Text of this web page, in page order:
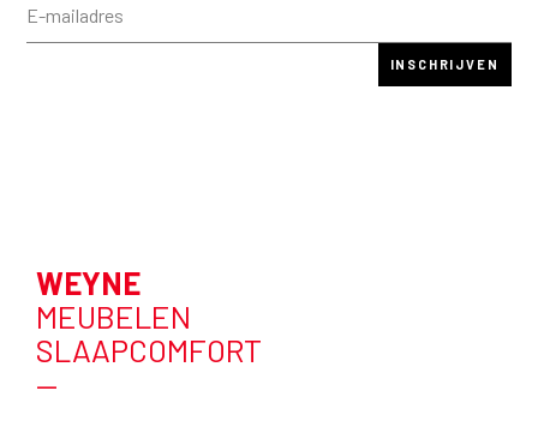
WEYNE
MEUBELEN
SLAAPCOMFORT
—